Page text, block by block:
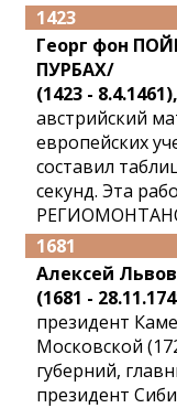
1423
Георг фон
ПУРБАХ/
(1423 - 8.4.1461),
австрийский
европейских
составил
секунд. Эта
1681
Алексей
(1681 -
президент
Московской
губерний,
президент